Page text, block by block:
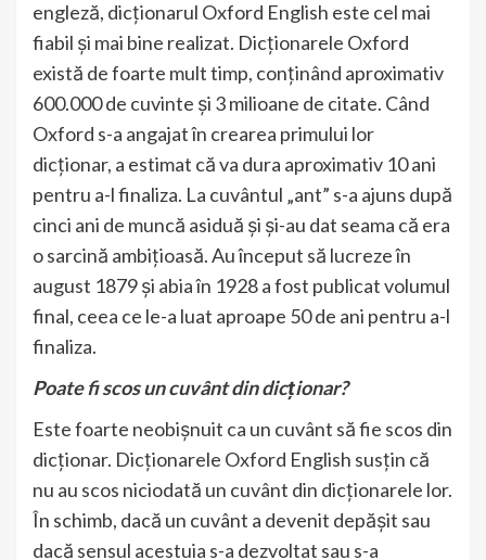
engleză, dicționarul Oxford English este cel mai
fiabil și mai bine realizat. Dicționarele Oxford
există de foarte mult timp, conținând aproximativ
600.000 de cuvinte și 3 milioane de citate. Când
Oxford s-a angajat în crearea primului lor
dicționar, a estimat că va dura aproximativ 10 ani
pentru a-l finaliza. La cuvântul „ant” s-a ajuns după
cinci ani de muncă asiduă și și-au dat seama că era
o sarcină ambițioasă. Au început să lucreze în
august 1879 și abia în 1928 a fost publicat volumul
final, ceea ce le-a luat aproape 50 de ani pentru a-l
finaliza.
Poate fi scos un cuvânt din dicționar?
Este foarte neobișnuit ca un cuvânt să fie scos din
dicționar. Dicționarele Oxford English susțin că
nu au scos niciodată un cuvânt din dicționarele lor.
În schimb, dacă un cuvânt a devenit depășit sau
dacă sensul acestuia s-a dezvoltat sau s-a